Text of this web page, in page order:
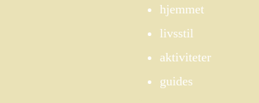
hjemmet
livsstil
aktiviteter
guides